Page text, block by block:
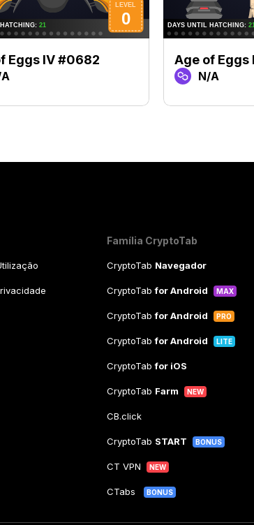
Eggs IV #0682 Age of Eggs
N/A
Família CryptoTab
CryptoTab Navegador
CryptoTabfor Android MAX
CryptoTabfor Android PRO
CryptoTabfor Android LITE
CryptoTabfor iOS
CryptoTab Farm NEW
CB.click
CryptoTab START BONUS
CT VPN NEW
CTabs BONUS